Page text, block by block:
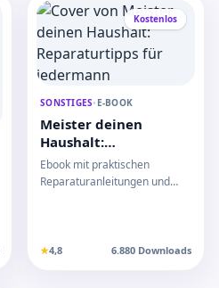
Kostenlos
SONSTIGES• E-BOOK
Meister deinen
Haushalt:
Reparaturtipps für
jedermann
Ebook mit praktischen
Reparaturanleitungen und
★4,8 6.880 Downloads